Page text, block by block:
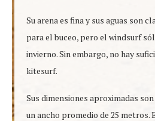
Su arena es fina y sus aguas son
para el buceo, pero el windsurf
invierno. Sin embargo, no hay
kitesurf.
Sus dimensiones aproximadas
un ancho promedio de 25 metros.